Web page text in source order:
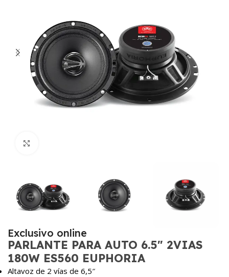
Exclusivo online
PARLANTE PARA AUTO 6.5″ 2VIAS
180W ES560 EUPHORIA
Altavoz de 2 vías de 6,5″